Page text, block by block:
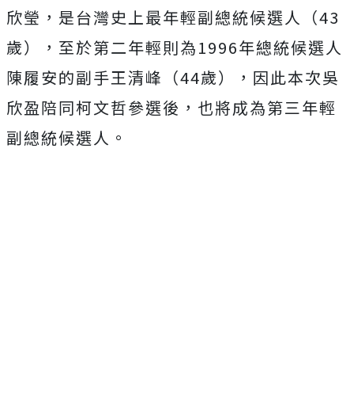
欣瑩，是台灣史上最年輕副總統候選人（43
歲），至於第二年輕則為1996年總統候選人
陳履安的副手王清峰（44歲），因此本次吳
欣盈陪同柯文哲參選後，也將成為第三年輕
副總統候選人。